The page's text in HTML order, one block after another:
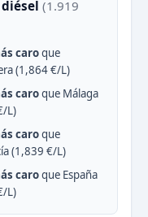
(1.919
caroque
(1,864 €/L)
caroque Málaga
L)
caroque
(1,839 €/L)
caroque España
L)